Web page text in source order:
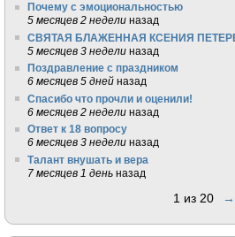
Почему с эмоциональностью
5 месяцев 2 недели назад
СВЯТАЯ БЛАЖЕННАЯ КСЕНИЯ
5 месяцев 3 недели назад
Поздравление с праздником
6 месяцев 5 дней назад
Спасибо что прочли и оценили!
6 месяцев 2 недели назад
Ответ к 18 вопросу
6 месяцев 3 недели назад
Талант внушать и вера
7 месяцев 1 день назад
1 из 20 →